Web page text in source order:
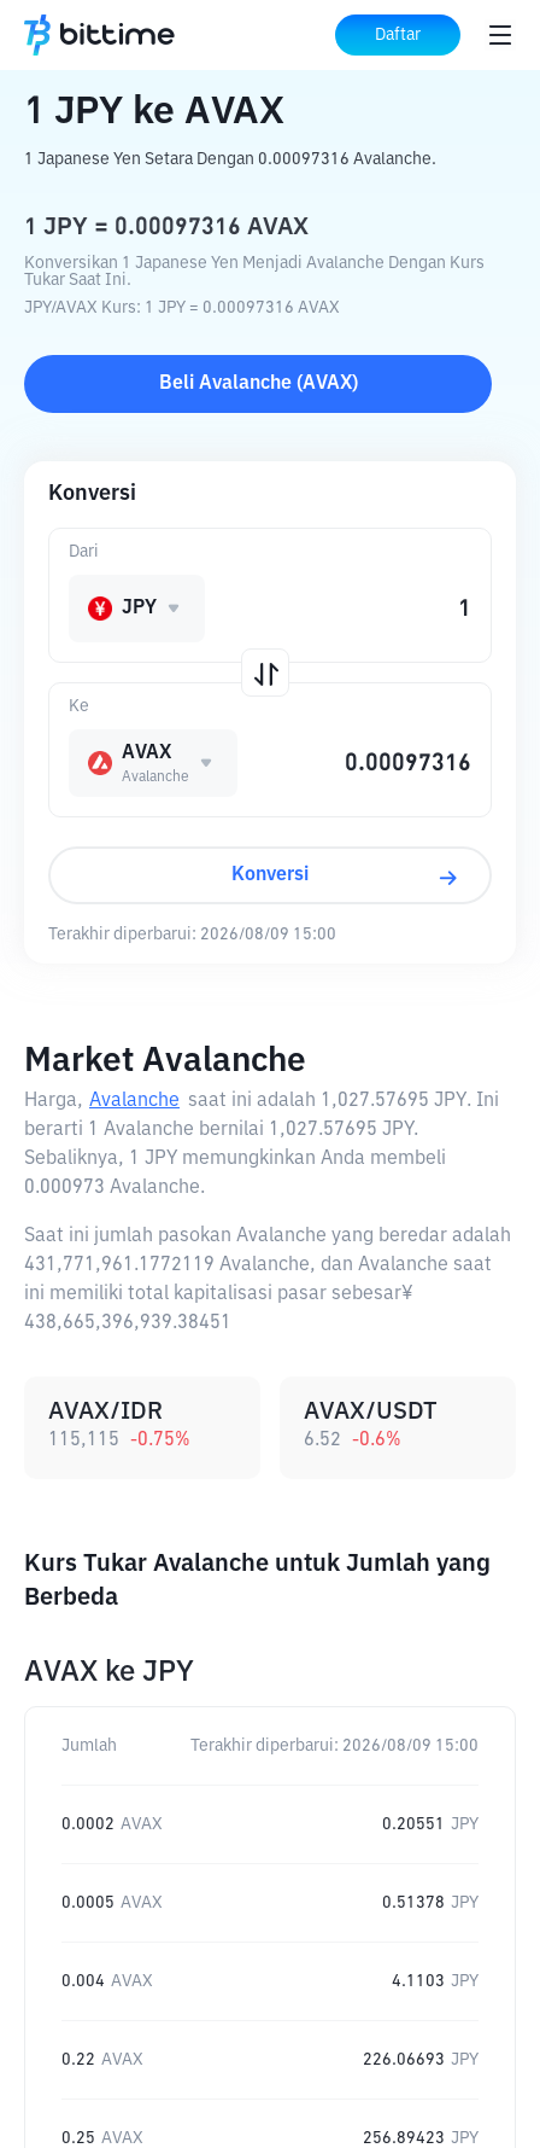
Daftar
Beranda Konverter Kripto ke AVAX
1 JPY ke AVAX
1 Japanese Yen Setara Dengan 0.00097316 Avalanche.
1 JPY = 0.00097316 AVAX
Konversikan 1 Japanese Yen Menjadi Avalanche Dengan Kurs
Tukar Saat Ini.
JPY/AVAX Kurs: 1 JPY = 0.00097316 AVAX
Beli Avalanche(AVAX)
Konversi
Ke
AVAX
Avalanche
Dari
JPY
Konversi
Terakhir diperbarui: 2026/08/09 15:00
Market Avalanche
Harga, Avalanche saat ini adalah 1,027.57695 JPY. Ini
berarti 1 Avalanche bernilai 1,027.57695 JPY.
Sebaliknya, 1 JPY memungkinkan Anda membeli
0.000973 Avalanche.
Saat ini jumlah pasokan Avalanche yang beredar adalah
431,771,961.1772119 Avalanche, dan Avalanche saat
ini memiliki total kapitalisasi pasar sebesar¥
438,665,396,939.38451
AVAX/IDR
115,115 -0.75%
AVAX/USDT
6.52 -0.6%
Kurs Tukar Avalanche untuk Jumlah yang
Berbeda
AVAX ke JPY
Jumlah Terakhir diperbarui: 2026/08/09 15:00
0.0002 AVAX 0.20551 JPY
0.0005 AVAX 0.51378 JPY
0.004 AVAX 4.1103 JPY
0.22 AVAX 226.06693 JPY
0.25 AVAX 256.89423 JPY